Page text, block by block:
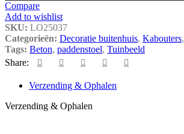
Compare
Add to wishlist
SKU: LO25037
Categorieën: Decoratie buitenhuis, Kabouters,
Tags: Beton, paddenstoel, Tuinbeeld
Share:
Verzending & Ophalen
Verzending & Ophalen